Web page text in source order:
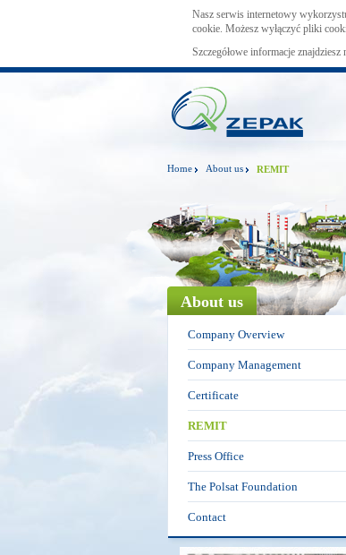
Nasz serwis internetowy
cookie. Możesz wyłączyć pliki
Szczegółowe informacje znajdziesz
Home About us REMIT
About us
Company Overview
Company Management
Certificate
REMIT
Press Office
The Polsat Foundation
Contact